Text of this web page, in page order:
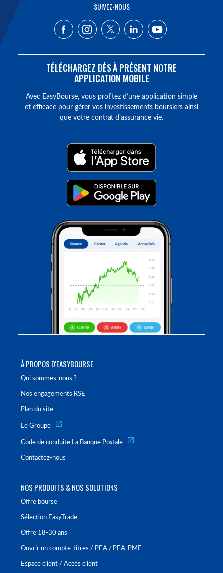
À PROPOS D'EASYBOURSE
Qui sommes-nous ?
Nos engagements RSE
Plan du site
Le Groupe
Code de conduite La Banque Postale
Contactez-nous
NOS PRODUITS & NOS SOLUTIONS
Offre bourse
Sélection EasyTrade
Offre 18-30 ans
Ouvrir un compte-titres / PEA / PEA-PME
Espace client / Accès client
SUIVEZ-NOUS
TÉLÉCHARGEZ DÈS À PRÉSENT NOTRE
APPLICATION MOBILE
Avec EasyBourse, vous profitez d’une application simple
et efficace pour gérer vos investissements boursiers ainsi
que votre contrat d’assurance vie.